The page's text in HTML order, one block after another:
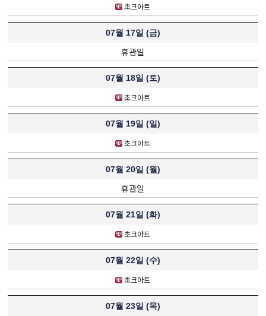
초크아트
07월 17일 (금)
휴관일
07월 18일 (토)
초크아트
07월 19일 (일)
초크아트
07월 20일 (월)
휴관일
07월 21일 (화)
초크아트
07월 22일 (수)
초크아트
07월 23일 (목)